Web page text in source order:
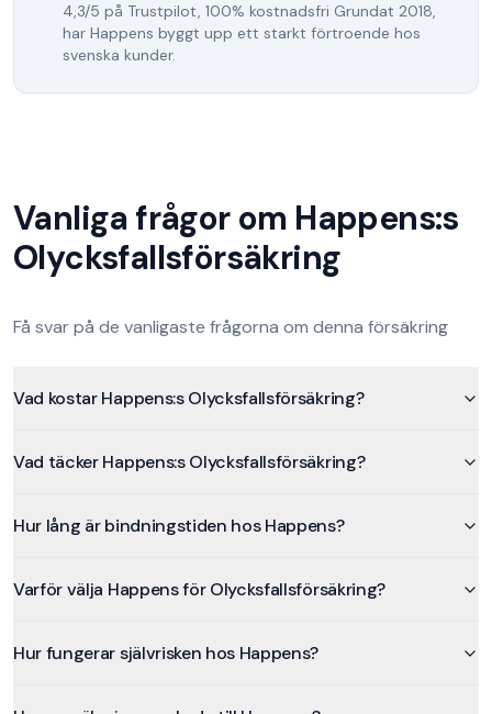
4,3/5 på Trustpilot, 100% kostnadsfri Grundat 2018,
har Happens byggt upp ett starkt förtroende hos
svenska kunder.
Vanliga frågor om Happens:s
Olycksfallsförsäkring
Få svar på de vanligaste frågorna om denna försäkring
Vad kostar Happens:s Olycksfallsförsäkring?
Vad täcker Happens:s Olycksfallsförsäkring?
Hur lång är bindningstiden hos Happens?
Varför välja Happens för Olycksfallsförsäkring?
Hur fungerar självrisken hos Happens?